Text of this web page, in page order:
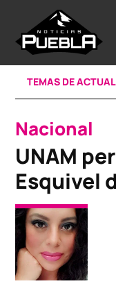
content
TEMAS DE
POSTED
IN
Nacional
UNAM
Esquivel